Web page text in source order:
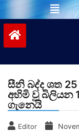
සීනි බද්ද ශත
අහිමි වූ බිලියන
ගැනෙයි
Editor